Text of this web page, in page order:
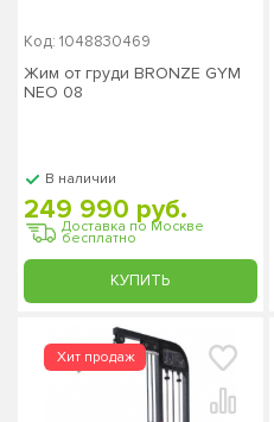
Код: 1048830469
Жим от груди BRONZE GYM
NEO 08
В наличии
Доставка по Москве
бесплатно
249 990 руб.
КУПИТЬ